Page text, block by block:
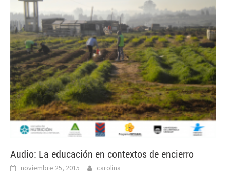
Audio: La educación en contextos de encierro
noviembre 25, 2015 carolina